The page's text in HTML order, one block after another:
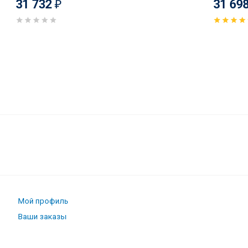
31 732 ₽ 31
Мой профиль
Ваши заказы